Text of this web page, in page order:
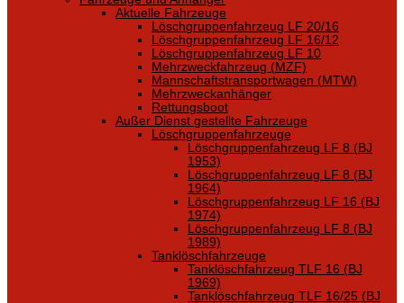
Aktuelle Fahrzeuge
Löschgruppenfahrzeug LF 20/16
Löschgruppenfahrzeug LF 16/12
Löschgruppenfahrzeug LF 10
Mehrzweckfahrzeug (MZF)
Mannschaftstransportwagen (MTW)
Mehrzweckanhänger
Rettungsboot
Außer Dienst gestellte Fahrzeuge
Löschgruppenfahrzeuge
Löschgruppenfahrzeug LF 8 (BJ
1953)
Löschgruppenfahrzeug LF 8 (BJ
1964)
Löschgruppenfahrzeug LF 16 (BJ
1974)
Löschgruppenfahrzeug LF 8 (BJ
1989)
Tanklöschfahrzeuge
Tanklöschfahrzeug TLF 16 (BJ
1969)
Tanklöschfahrzeug TLF 16/25 (BJ